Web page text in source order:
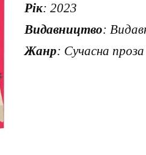
Рік: 2023
Видавництво:
Жанр: Сучасна проза